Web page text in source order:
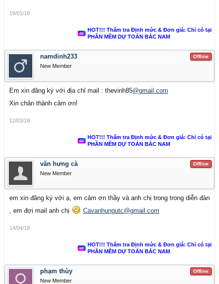
19/01/18
HOT!!! Thẩm tra Định mức & Đơn giá: Chỉ có tại
PHẦN MỀM DỰ TOÁN BẮC NAM
Offline
namdinh233
New Member
Em xin đăng ký với địa chỉ mail : thevinh85@gmail.com
Xin chân thành cảm ơn!
12/03/18
HOT!!! Thẩm tra Định mức & Đơn giá: Chỉ có tại
PHẦN MỀM DỰ TOÁN BẮC NAM
Offline
văn hưng cà
New Member
em xin đăng ký với ạ, em cảm ơn thầy và anh chị trong trong diễn đàn
, em đợi mail anh chị
Cavanhungutc@gmail.com
14/04/18
HOT!!! Thẩm tra Định mức & Đơn giá: Chỉ có tại
PHẦN MỀM DỰ TOÁN BẮC NAM
Offline
phạm thùy
New Member